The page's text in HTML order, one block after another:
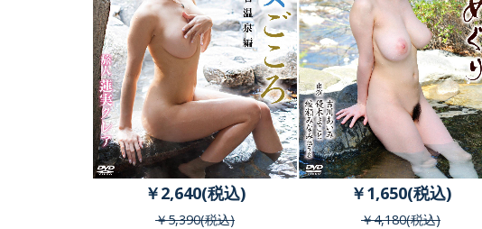
￥2,640(税込)
￥5,390(税込)
￥1,650(税込)
￥4,180(税込)